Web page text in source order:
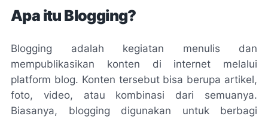
Apa itu Blogging?
Blogging adalah kegiatan menulis dan
mempublikasikan konten di internet melalui
platform blog. Konten tersebut bisa berupa artikel,
foto, video, atau kombinasi dari semuanya.
Biasanya, blogging digunakan untuk berbagi